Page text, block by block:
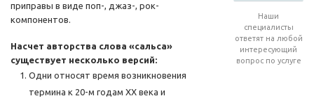
Наши
специалисты
ответят на любой
интересующий
вопрос по услуге
приправы в виде поп-, джаз-, рок-
компонентов.
Насчет авторства слова «сальса»
существует несколько версий:
Одни относят время возникновения
термина к 20-м годам ХХ века и